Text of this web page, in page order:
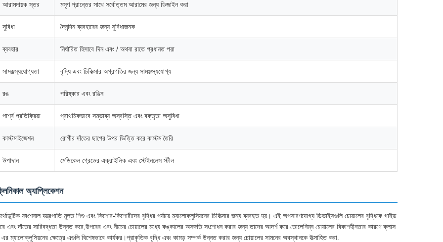
আরামদায়ক স্তর মসৃণ প্রান্তের সাথে সর্বোত্তম আরামের জন্য ডিজাইন করা
সুবিধা দৈনন্দিন ব্যবহারের জন্য সুবিধাজনক
ব্যবহার নির্ধারিত হিসাবে দিন এবং / অথবা রাতে প্রধানত পরা
সামঞ্জস্যযোগ্যতা বৃদ্ধি এবং চিকিত্সার অগ্রগতির জন্য সামঞ্জস্যযোগ্য
রঙ পরিষ্কার এবং রঙিন
পার্শ্ব প্রতিক্রিয়া প্রাথমিকভাবে সম্ভাব্য অস্বস্তি এবং বক্তৃতা অসুবিধা
কাস্টমাইজেশন রোগীর দাঁতের ছাপের উপর ভিত্তি করে কাস্টম তৈরি
উপাদান মেডিকেল গ্রেডের এক্রাইলিক এবং স্টেইনলেস স্টীল
অ্যাপ্লিকেশন
ফাংশনাল যন্ত্রপাতি মূলত শিশু এবং কিশোর-কিশোরীদের বৃদ্ধির পর্যায়ে ম্যালোক্লুসিয়নের চিকিত্সার জন্য ব্যবহৃত হয়। এই অপসারণযোগ্য ডিভাইসগুলি চোয়ালের বৃদ্ধিকে গাইড
এবং দাঁতের সারিবদ্ধতা উন্নত করে,উপরের এবং নীচের চোয়ালের মধ্যে কঙ্কালের অসঙ্গতি সংশোধন করার জন্য তাদের আদর্শ করে তোলেনিম্ন চোয়ালের বিকাশহীনতার কারণে ক্লাস
ম্যালোক্লুসিয়নের ক্ষেত্রে এগুলি বিশেষভাবে কার্যকর।প্রাকৃতিক বৃদ্ধি এবং কামড় সম্পর্ক উন্নত করার জন্য চোয়ালের সামনের অবস্থানকে উত্সাহিত করা.